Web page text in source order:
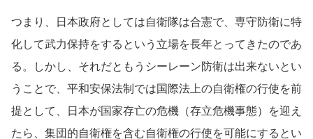
つまり、日本政府としては自衛隊は合憲で、専守防衛に特
化して武力保持をするという立場を長年とってきたのであ
る。しかし、それだともうシーレーン防衛は出来ないとい
うことで、平和安保法制では国際法上の自衛権の行使を前
提として、日本が国家存亡の危機（存立危機事態）を迎え
たら、集団的自衛権を含む自衛権の行使を可能にするとい